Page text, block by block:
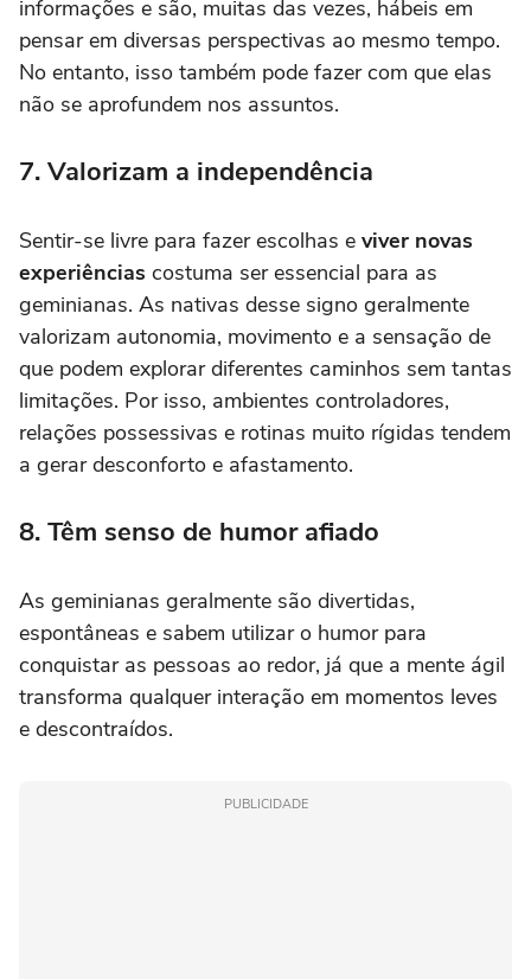
informações e são, muitas das vezes, hábeis em
pensar em diversas perspectivas ao mesmo tempo.
No entanto, isso também pode fazer com que elas
não se aprofundem nos assuntos.
7. Valorizam a independência
Sentir-se livre para fazer escolhas e viver novas
experiências costuma ser essencial para as
geminianas. As nativas desse signo geralmente
valorizam autonomia, movimento e a sensação de
que podem explorar diferentes caminhos sem tantas
limitações. Por isso, ambientes controladores,
relações possessivas e rotinas muito rígidas tendem
a gerar desconforto e afastamento.
8. Têm senso de humor afiado
As geminianas geralmente são divertidas,
espontâneas e sabem utilizar o humor para
conquistar as pessoas ao redor, já que a mente ágil
transforma qualquer interação em momentos leves
e descontraídos.
PUBLICIDADE